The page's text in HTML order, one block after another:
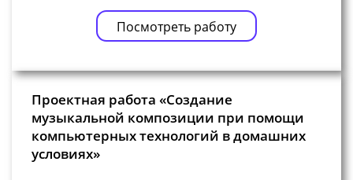
Посмотреть работу
Проектная работа «Создание
музыкальной композиции при помощи
компьютерных технологий в домашних
условиях»